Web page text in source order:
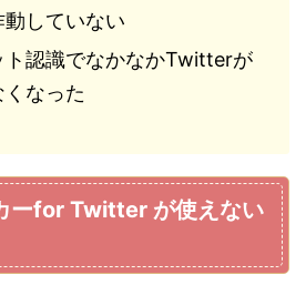
動していない
ト認識でなかなかTwitterが
なった
ーfor Twitter が使えない